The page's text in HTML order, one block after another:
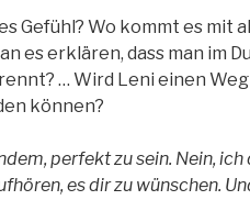
Gefühl? Wo kommt es mit
es erklären, dass man im
… Wird Leni einen
können?
perfekt zu sein. Nein, ich
es dir zu wünschen.